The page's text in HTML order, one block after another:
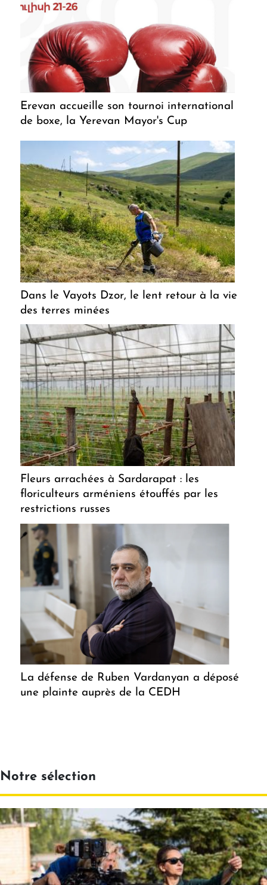
Erevan accueille son tournoi international
de boxe, la Yerevan Mayor's Cup
Dans le Vayots Dzor, le lent retour à la vie
des terres minées
Fleurs arrachées à Sardarapat : les
floriculteurs arméniens étouffés par les
restrictions russes
La défense de Ruben Vardanyan a déposé
une plainte auprès de la CEDH
Notre sélection